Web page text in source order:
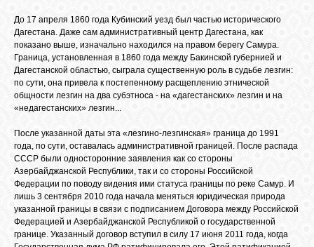
До 17 апреля 1860 года Кубинский уезд был частью исторического
Дагестана. Даже сам административный центр Дагестана, как
показано выше, изначально находился на правом берегу Самура.
Граница, установленная в 1860 года между Бакинской губернией и
Дагестанской областью, сыграла существенную роль в судьбе лезгин:
по сути, она привела к постепенному расщеплению этнической
общности лезгин на два субэтноса - на «дагестанских» лезгин и на
«недагестанских» лезгин...
После указанной даты эта «лезгино-лезгинская» граница до 1991
года, по сути, оставалась административной границей. После распада
СССР были односторонние заявления как со стороны
Азербайджанской Республики, так и со стороны Российской
Федерации по поводу видения ими статуса границы по реке Самур. И
лишь 3 сентября 2010 года начала меняться юридическая природа
указанной границы в связи с подписанием Договора между Российской
Федерацией и Азербайджанской Республикой о государственной
границе. Указанный договор вступил в силу 17 июня 2011 года, когда